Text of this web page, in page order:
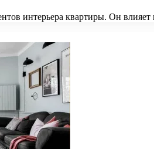
интерьера квартиры. Он